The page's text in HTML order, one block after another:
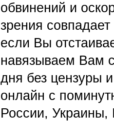
обвинений и
зрения
если Вы
навязываем Вам
дня без цензуры
онлайн с
России,